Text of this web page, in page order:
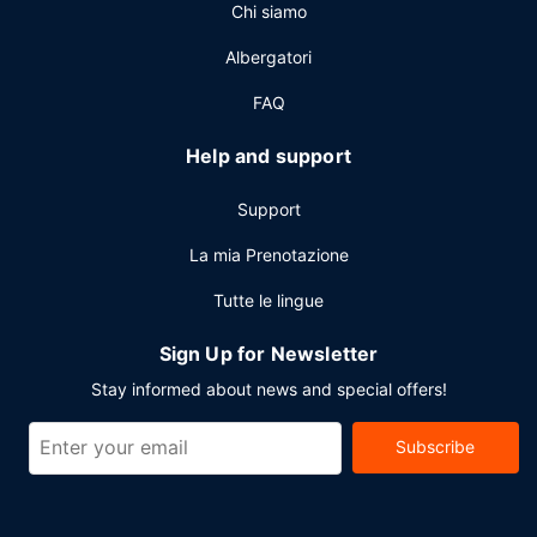
Potrai usufruire di accesso a Internet via cavo (a
pagamento), un business center e servizio auto o
grazie a un centro congressi e 17 sale riunioni.
Chi siamo
Albergatori
FAQ
Help and support
Support
La mia Prenotazione
Tutte le lingue
Sign Up for Newsletter
Stay informed about news and special offers!
Subscribe